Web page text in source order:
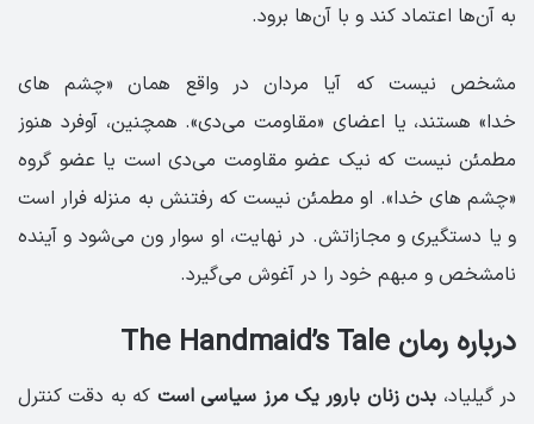
به آن‌ها اعتماد کند و با آن‌ها برود.
مشخص نیست که آیا مردان در واقع همان «چشم های
خدا» هستند، یا اعضای «مقاومت می‌دی». همچنین، آوفرد هنوز
مطمئن نیست که نیک عضو مقاومت می‌دی است یا عضو گروه
«چشم های خدا». او مطمئن نیست که رفتنش به منزله فرار است
و یا دستگیری و مجازاتش. در نهایت، او سوار ون می‌شود و آینده
نامشخص و مبهم خود را در آغوش می‌گیرد.
درباره رمان The Handmaid’s Tale
در گیلیاد، بدن زنان بارور یک مرز سیاسی است که به دقت کنترل